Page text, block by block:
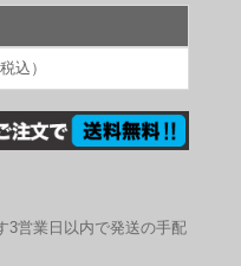
込）
3営業日以内で発送の手配